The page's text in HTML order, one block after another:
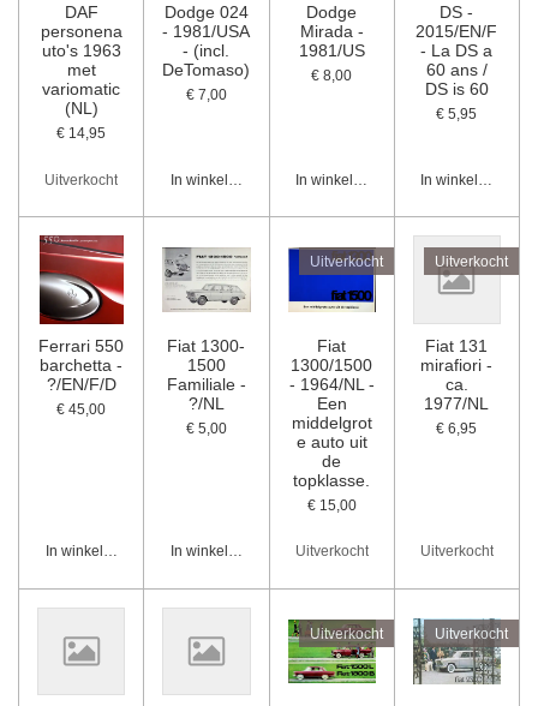
DAF
personena
uto's 1963
met
variomatic
(NL)
€ 14,95
Uitverkocht
Dodge 024
- 1981/USA
- (incl.
DeTomaso)
€ 7,00
In winkelwagen
Dodge
Mirada -
1981/US
€ 8,00
In winkelwagen
DS -
2015/EN/F
- La DS a
60 ans /
DS is 60
€ 5,95
In winkelwagen
Ferrari 550
barchetta -
?/EN/F/D
€ 45,00
In winkelwagen
Fiat 1300-
1500
Familiale -
?/NL
€ 5,00
In winkelwagen
Uitverkocht
Fiat
1300/1500
- 1964/NL -
Een
middelgrot
e auto uit
de
topklasse.
€ 15,00
Uitverkocht
Uitverkocht
Fiat 131
mirafiori -
ca.
1977/NL
€ 6,95
Uitverkocht
Uitverkocht Uitverkocht